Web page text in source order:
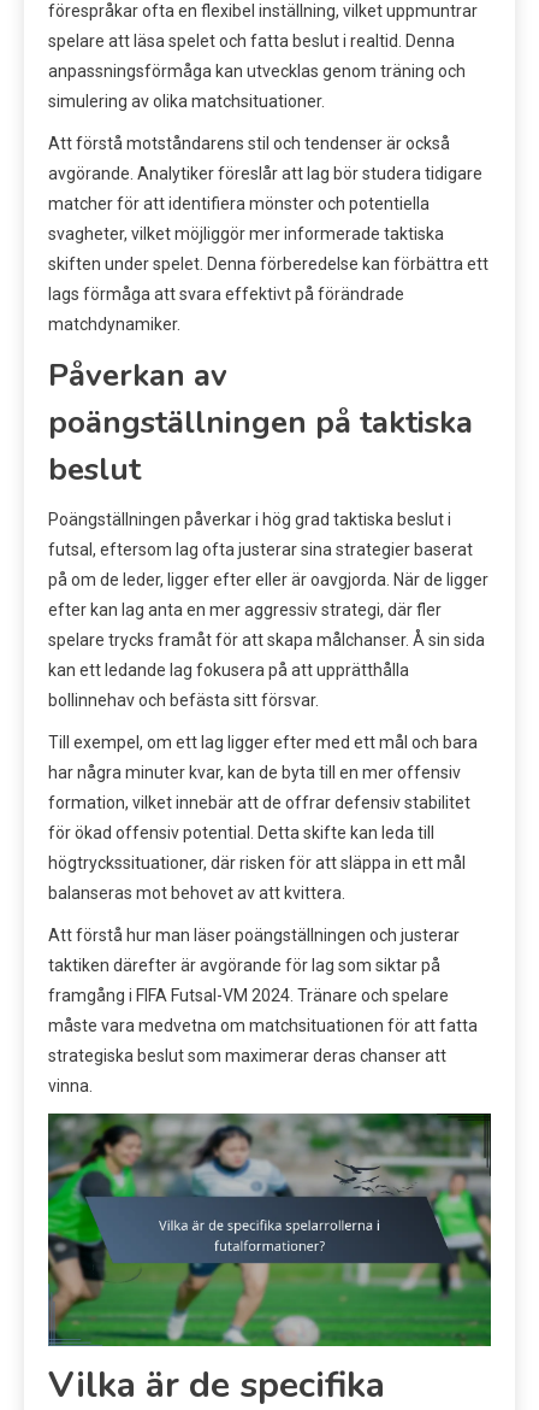
förespråkar ofta en flexibel inställning, vilket uppmuntrar
spelare att läsa spelet och fatta beslut i realtid. Denna
anpassningsförmåga kan utvecklas genom träning och
simulering av olika matchsituationer.
Att förstå motståndarens stil och tendenser är också
avgörande. Analytiker föreslår att lag bör studera tidigare
matcher för att identifiera mönster och potentiella
svagheter, vilket möjliggör mer informerade taktiska
skiften under spelet. Denna förberedelse kan förbättra ett
lags förmåga att svara effektivt på förändrade
matchdynamiker.
Påverkan av
poängställningen på taktiska
beslut
Poängställningen påverkar i hög grad taktiska beslut i
futsal, eftersom lag ofta justerar sina strategier baserat
på om de leder, ligger efter eller är oavgjorda. När de ligger
efter kan lag anta en mer aggressiv strategi, där fler
spelare trycks framåt för att skapa målchanser. Å sin sida
kan ett ledande lag fokusera på att upprätthålla
bollinnehav och befästa sitt försvar.
Till exempel, om ett lag ligger efter med ett mål och bara
har några minuter kvar, kan de byta till en mer offensiv
formation, vilket innebär att de offrar defensiv stabilitet
för ökad offensiv potential. Detta skifte kan leda till
högtryckssituationer, där risken för att släppa in ett mål
balanseras mot behovet av att kvittera.
Att förstå hur man läser poängställningen och justerar
taktiken därefter är avgörande för lag som siktar på
framgång i FIFA Futsal-VM 2024. Tränare och spelare
måste vara medvetna om matchsituationen för att fatta
strategiska beslut som maximerar deras chanser att
vinna.
Vilka är de specifika